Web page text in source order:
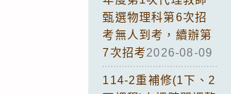
甄選物理科第6次招
考無人到考，續辦第
7次招考2026-08-09
114-2重補修(1下、2